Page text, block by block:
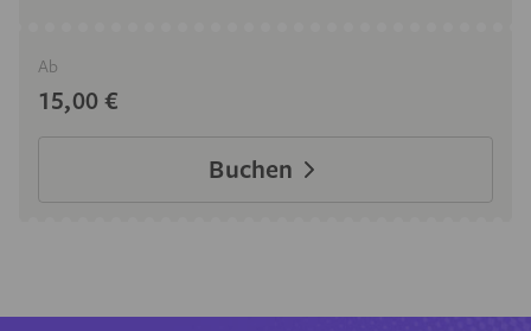
Ab
15,00 €
Buchen